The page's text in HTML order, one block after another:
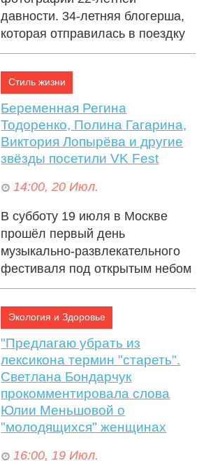
давности. 34-летняя блогерша,
которая отправилась в поездку
в Старую Ладогу со своей
мамой, вспомни...
Стиль жизни
Беременная Регина
Тодоренко, Полина Гагарина,
Виктория Лопырёва и другие
звёзды посетили VK Fest
14:00, 20 Июл.
В субботу 19 июля в Москве
прошёл первый день
музыкально-развлекательного
фестиваля под открытым небом
VK Fest. Дождливая погода не
помешала событию ...
Экология и Здоровье
"Предлагаю убрать из
лексикона термин "стареть".
Светлана Бондарчук
прокомментировала слова
Юлии Меньшовой о
"молодящихся" женщинах
16:00, 19 Июл.